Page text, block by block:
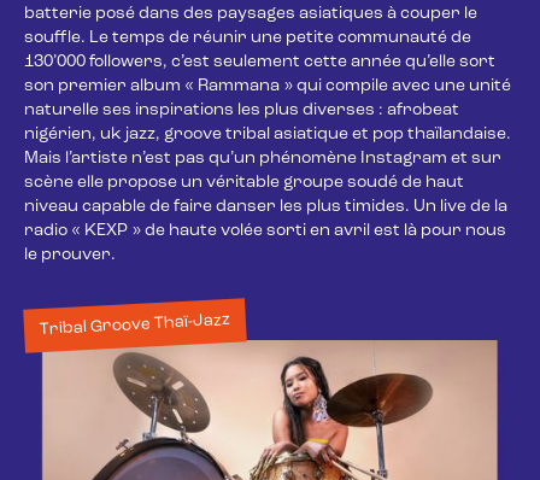
batterie posé dans des paysages asiatiques à couper le
souffle. Le temps de réunir une petite communauté de
130’000 followers, c’est seulement cette année qu’elle sort
son premier album « Rammana » qui compile avec une unité
naturelle ses inspirations les plus diverses : afrobeat
nigérien, uk jazz, groove tribal asiatique et pop thaïlandaise.
Mais l’artiste n’est pas qu’un phénomène Instagram et sur
scène elle propose un véritable groupe soudé de haut
niveau capable de faire danser les plus timides. Un live de la
radio « KEXP » de haute volée sorti en avril est là pour nous
le prouver.
Tribal Groove Thaï-Jazz